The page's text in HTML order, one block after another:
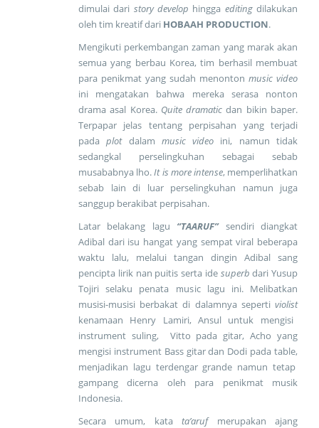
dimulai dari story develop hingga editingdilakukan
oleh tim kreatif dari HOBAAH PRODUCTION.
Mengikuti perkembangan zaman yang marak akan
semua yang berbau Korea, tim berhasil membuat
para penikmat yang sudah menonton music video
ini mengatakan bahwa mereka serasa nonton
drama asal Korea. Quite dramatic dan bikin baper.
Terpapar jelas tentang perpisahan yang terjadi
padaplotdalam music video ini, namun tidak
sedangkal perselingkuhan sebagai sebab
musababnya lho.It is more intense, memperlihatkan
sebab lain di luar perselingkuhan namun juga
sanggup berakibat perpisahan.
Latar belakang lagu “TAARUF”sendiri diangkat
Adibal dari isu hangat yang sempat viral beberapa
waktu lalu, melalui tangan dingin Adibal sang
pencipta lirik nan puitis serta ide superb dari Yusup
Tojiri selaku penata music lagu ini. Melibatkan
musisi-musisi berbakat di dalamnya seperti violist
kenamaan Henry Lamiri, Ansul untuk mengisi
instrument suling,
Vitto pada gitar, Acho yang
mengisi instrument Bass gitar dan Dodi pada table,
menjadikan lagu terdengar grande namun tetap
gampang dicerna oleh para penikmat musik
Indonesia.
Secara umum, katata’arufmerupakan ajang